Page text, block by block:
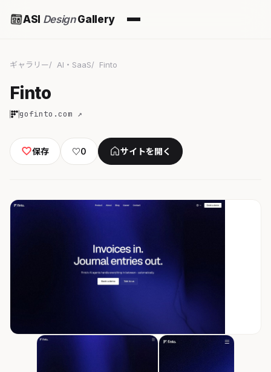
ASI DesignGallery
ギャラリー AI・SaaS Finto
Finto
gofinto.com ↗
保存 ♡0 サイトを開く